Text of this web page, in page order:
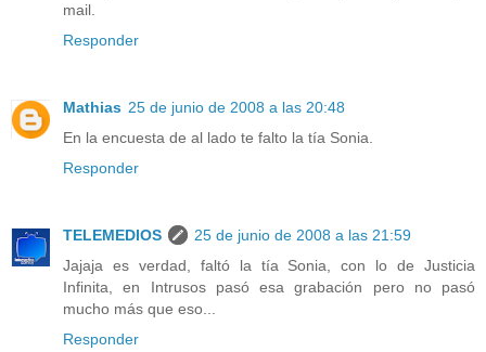
mail.
Responder
Mathias 25 de junio de 2008 a las 20:48
En la encuesta de al lado te falto la tía Sonia.
Responder
TELEMEDIOS
25 de junio de 2008 a las 21:59
Jajaja es verdad, faltó la tía Sonia, con lo de Justicia
Infinita, en Intrusos pasó esa grabación pero no pasó
mucho más que eso...
Responder